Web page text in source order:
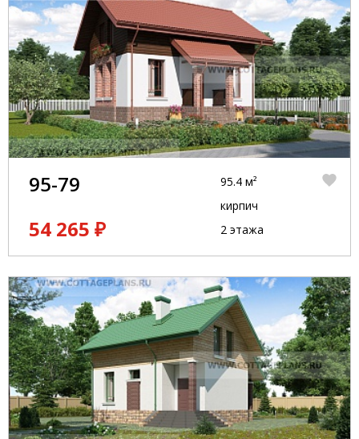
95-79
54 265 ₽
95.4 м²
кирпич
2 этажа